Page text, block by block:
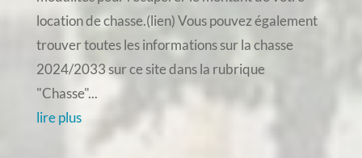
location de chasse.(lien) Vous pouvez également
trouver toutes les informations sur la chasse
2024/2033 sur ce site dans la rubrique
"Chasse"...
lire plus